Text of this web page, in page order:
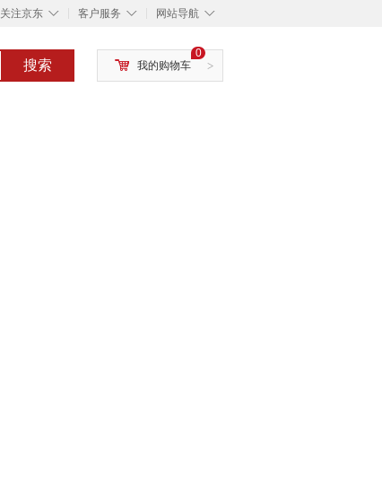
◇
关注京东 ◇
客户服务 ◇
网站导航
搜索 >
0
我的购物车